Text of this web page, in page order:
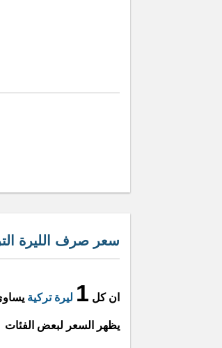
سعر صرف الليرة
ان كل 1 ليرة تركية
يظهر السعر لبعض الفئات